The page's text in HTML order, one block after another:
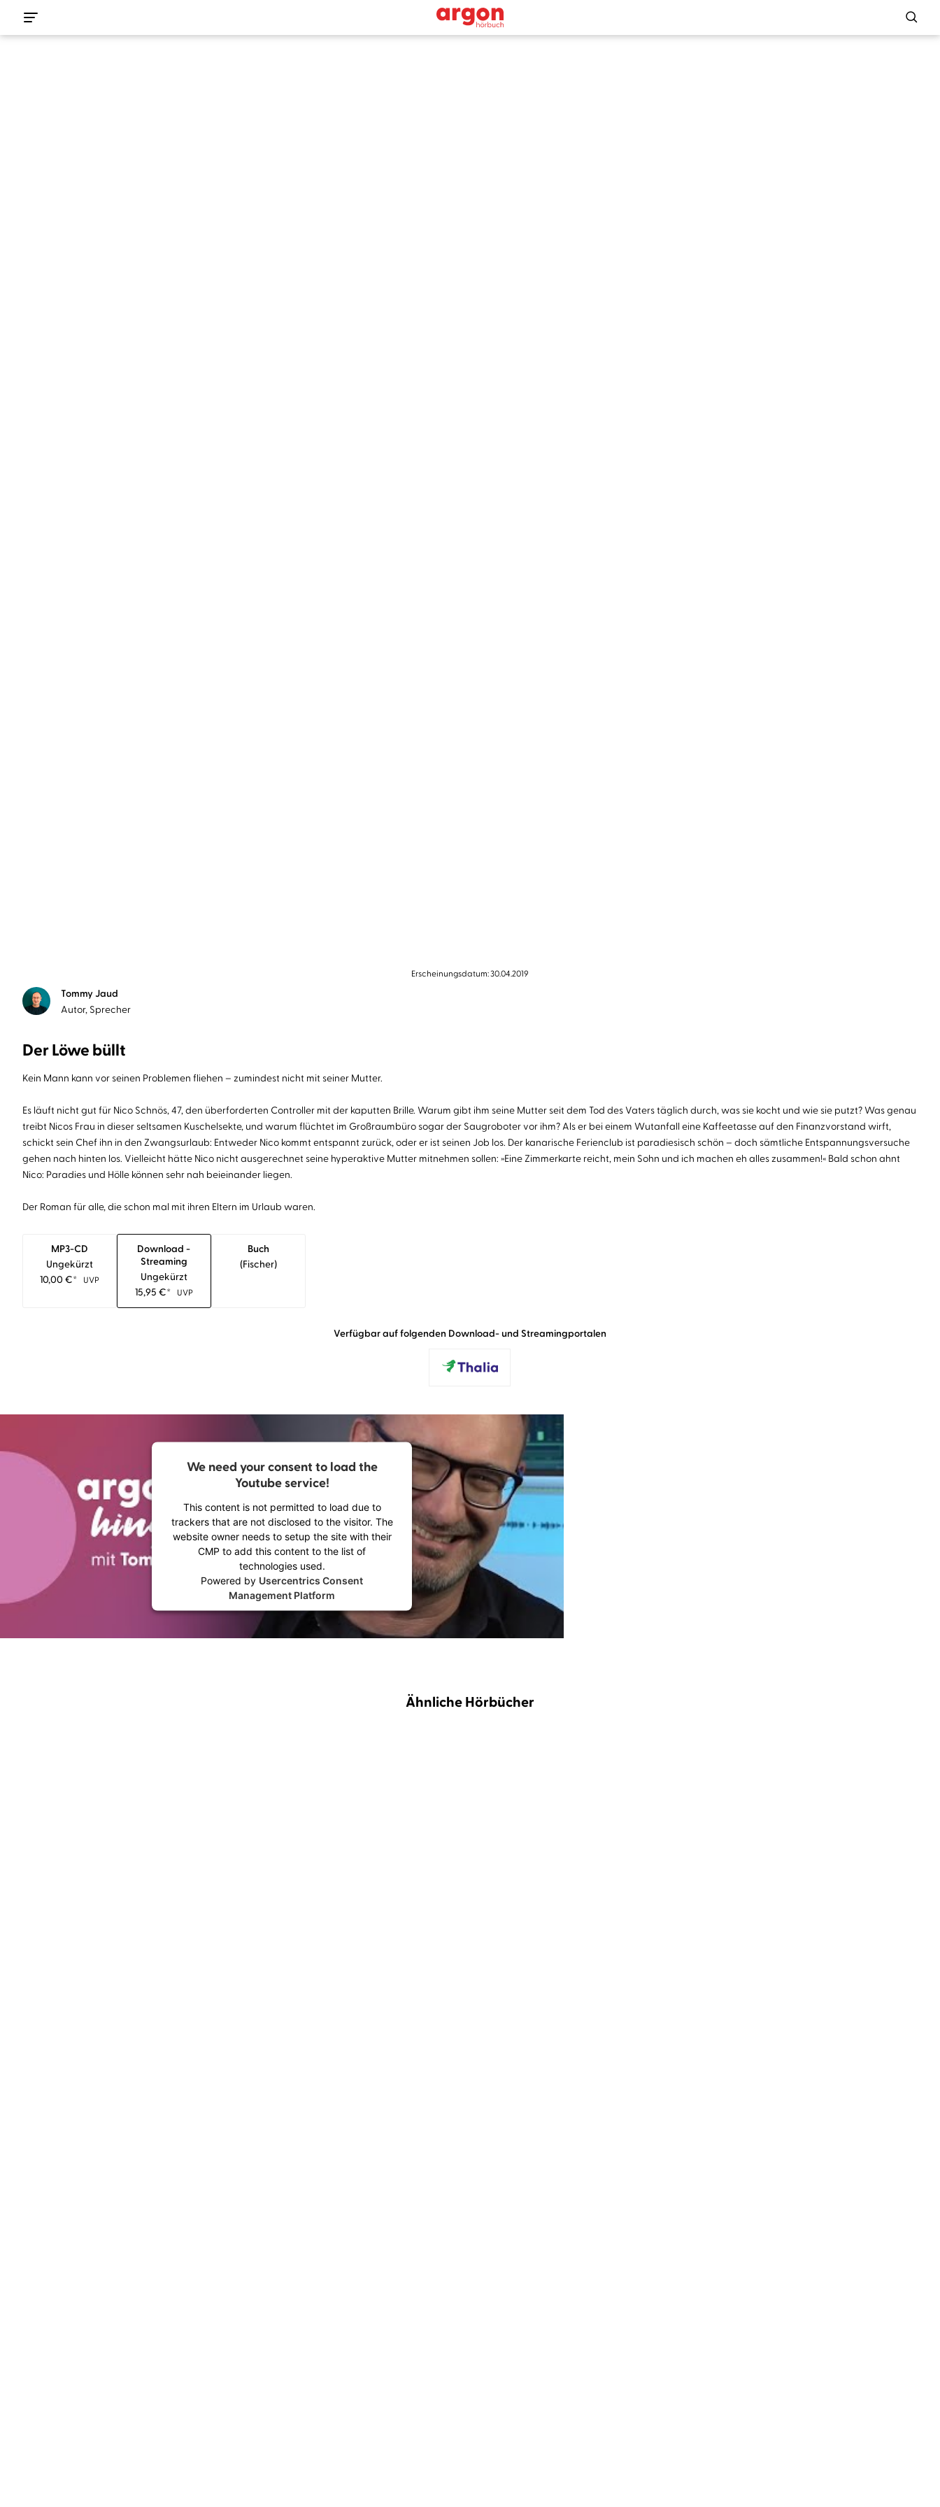
Erscheinungsdatum: 30.04.2019
Tommy Jaud
Autor, Sprecher
Der Löwe büllt
Kein Mann kann vor seinen Problemen fliehen – zumindest nicht mit seiner Mutter.
Es läuft nicht gut für Nico Schnös, 47, den überforderten Controller mit der kaputten Brille. Warum gibt ihm seine Mutter seit dem Tod des Vaters täglich durch, was sie kocht und wie sie putzt? Was genau
treibt Nicos Frau in dieser seltsamen Kuschelsekte, und warum flüchtet im Großraumbüro sogar der Saugroboter vor ihm? Als er bei einem Wutanfall eine Kaffeetasse auf den Finanzvorstand wirft,
schickt sein Chef ihn in den Zwangsurlaub: Entweder Nico kommt entspannt zurück, oder er ist seinen Job los. Der kanarische Ferienclub ist paradiesisch schön – doch sämtliche Entspannungsversuche
gehen nach hinten los. Vielleicht hätte Nico nicht ausgerechnet seine hyperaktive Mutter mitnehmen sollen: »Eine Zimmerkarte reicht, mein Sohn und ich machen eh alles zusammen!« Bald schon ahnt
Nico: Paradies und Hölle können sehr nah beieinander liegen.
Der Roman für alle, die schon mal mit ihren Eltern im Urlaub waren.
MP3-CD
Ungekürzt
10,00 €* UVP
Download -
Streaming
Ungekürzt
15,95 €* UVP
Buch
(fischer)
Verfügbar auf folgenden Download- und Streamingportalen
We need your consent to load the
Youtube service!
This content is not permitted to load due to
trackers that are not disclosed to the visitor. The
website owner needs to setup the site with their
CMP to add this content to the list of
technologies used.
Powered by Usercentrics Consent
Management Platform
Ähnliche Hörbücher